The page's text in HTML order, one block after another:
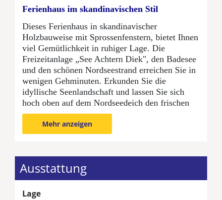
Ferienhaus im skandinavischen Stil
Dieses Ferienhaus in skandinavischer
Holzbauweise mit Sprossenfenstern, bietet Ihnen
viel Gemütlichkeit in ruhiger Lage. Die
Freizeitanlage „See Achtern Diek", den Badesee
und den schönen Nordseestrand erreichen Sie in
wenigen Gehminuten. Erkunden Sie die
idyllische Seenlandschaft und lassen Sie sich
hoch oben auf dem Nordseedeich den frischen
Küstenwind um die Nase wehen.
Das offen gestaltete Wohnzimmer mit
Die Küche mit angrenzendem Ess-/Sitzbereich
ist umfangreich ausgestattet und verfügt unter
Von dem Flur gelangen Sie zu dem Badezimmer
Mehr anzeigen
Ausstattung
Lage